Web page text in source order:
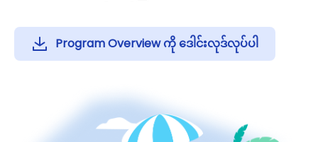
Program Overview ကို ဒေါင်းလုဒ်လုပ်ပါ